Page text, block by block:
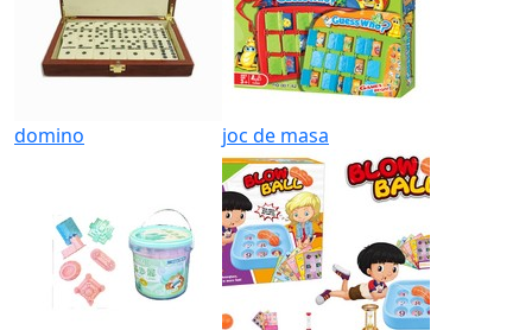
domino joc de masa